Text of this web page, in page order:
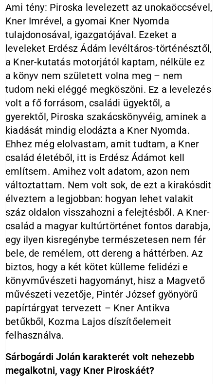
Ami tény: Piroska levelezett az unokaöccsével,
Kner Imrével, a gyomai Kner Nyomda
tulajdonosával, igazgatójával. Ezeket a
leveleket Erdész Ádám levéltáros-történésztől,
a Kner-kutatás motorjától kaptam, nélküle ez
a könyv nem született volna meg – nem
tudom neki eléggé megköszöni. Ez a levelezés
volt a fő forrásom, családi ügyektől, a
gyerektől, Piroska szakácskönyvéig, aminek a
kiadását mindig elodázta a Kner Nyomda.
Ehhez még elolvastam, amit tudtam, a Kner
család életéből, itt is Erdész Ádámot kell
említsem. Amihez volt adatom, azon nem
változtattam. Nem volt sok, de ezt a kirakósdit
élveztem a legjobban: hogyan lehet valakit
száz oldalon visszahozni a felejtésből. A Kner-
család a magyar kultúrtörténet fontos darabja,
egy ilyen kisregénybe természetesen nem fér
bele, de remélem, ott dereng a háttérben. Az
biztos, hogy a két kötet külleme felidézi e
könyvművészeti hagyományt, hisz a Magvető
művészeti vezetője, Pintér József gyönyörű
papírtárgyat tervezett – Kner Antikva
betűkből, Kozma Lajos díszítőelemeit
felhasználva.
Sárbogárdi Jolán karakterét volt nehezebb
megalkotni, vagy Kner Piroskáét?